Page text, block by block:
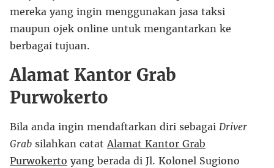
mereka yang ingin menggunakan jasa taksi
maupun ojek online untuk mengantarkan ke
berbagai tujuan.
Alamat Kantor Grab
Purwokerto
Bila anda ingin mendaftarkan diri sebagai Driver
Grab silahkan catatAlamat Kantor Grab
Purwokerto yang berada di Jl. Kolonel Sugiono